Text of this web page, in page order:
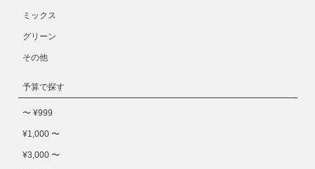
ミックス
グリーン
その他
予算で探す
〜 ¥999
¥1,000 〜
¥3,000 〜